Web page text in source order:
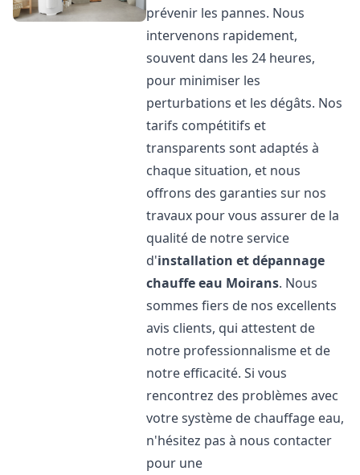
prévenir les pannes. Nous
intervenons rapidement,
souvent dans les 24 heures,
pour minimiser les
perturbations et les dégâts. Nos
tarifs compétitifs et
transparents sont adaptés à
chaque situation, et nous
offrons des garanties sur nos
travaux pour vous assurer de la
qualité de notre service
d'installation et dépannage
chauffe eau Moirans. Nous
sommes fiers de nos excellents
avis clients, qui attestent de
notre professionnalisme et de
notre efficacité. Si vous
rencontrez des problèmes avec
votre système de chauffage eau,
n'hésitez pas à nous contacter
pour une